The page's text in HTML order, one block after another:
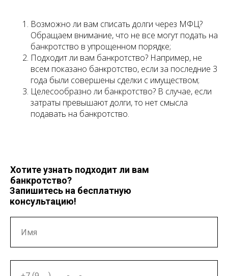
Возможно ли вам списать долги через МФЦ?
Обращаем внимание, что не все могут подать на
банкротство в упрощенном порядке;
Подходит ли вам банкротство? Например, не
всем показано банкротство, если за последние 3
года были совершены сделки с имуществом;
Целесообразно ли банкротство? В случае, если
затраты превышают долги, то нет смысла
подавать на банкротство.
Хотите узнать подходит ли вам
банкротство?
Запишитесь на бесплатную
консультацию!